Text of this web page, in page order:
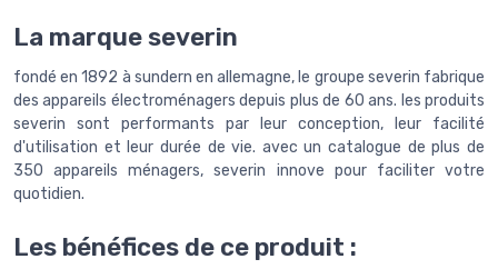
La marque severin
fondé en 1892 à sundern en allemagne, le groupe severin fabrique
des appareils électroménagers depuis plus de 60 ans. les produits
severin sont performants par leur conception, leur facilité
d'utilisation et leur durée de vie. avec un catalogue de plus de
350 appareils ménagers, severin innove pour faciliter votre
quotidien.
Les bénéfices de ce produit :